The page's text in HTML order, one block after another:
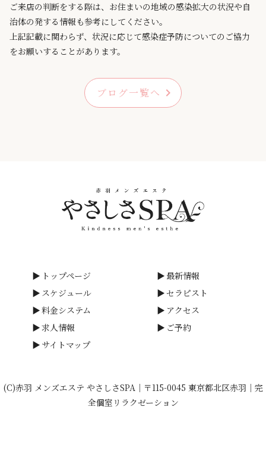
ご来店の判断をする際は、お住まいの地域の感染拡大の状況や自
治体の発する情報も参考にしてください。
上記記載に関わらず、状況に応じて感染症予防についてのご協力
をお願いすることがあります。
ブログ一覧へ chevron_right
トップページ
最新情報
スケジュール
セラピスト
料金システム
アクセス
求人情報
ご予約
サイトマップ
(C)赤羽 メンズエステ やさしさSPA｜〒115-0045 東京都北区赤羽｜完
全個室リラクゼーション